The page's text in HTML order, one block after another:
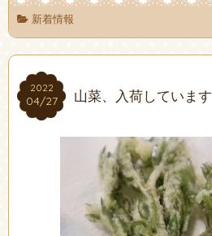
新着情報
2022
04/27
2022
04/27 山菜、入荷しています